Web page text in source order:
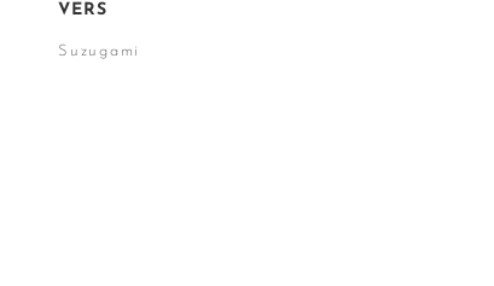
VERS
Suzugami